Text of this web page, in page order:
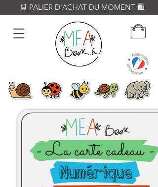
🛒 PALIER D'ACHAT DU MOMENT 🛍️